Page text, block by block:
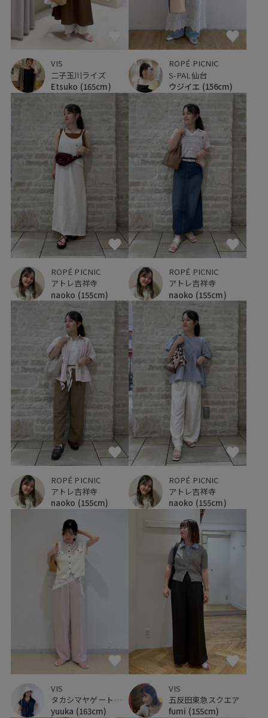
VIS
二子玉川ライズ
Etsuko (165cm)
ROPÉ PICNIC
S-PAL仙台
ウジイエ (156cm)
ROPÉ PICNIC
アトレ吉祥寺
naoko (155cm)
ROPÉ PICNIC
アトレ吉祥寺
naoko (155cm)
ROPÉ PICNIC
アトレ吉祥寺
naoko (155cm)
ROPÉ PICNIC
アトレ吉祥寺
naoko (155cm)
VIS
タカシマヤゲートタワーモール
yuuka (163cm)
VIS
五反田東急スクエア
fumi (155cm)